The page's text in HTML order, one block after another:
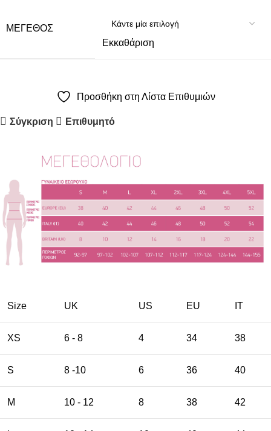
ΜΈΓΕΘΟΣ
Εκκαθάριση
Προσθήκη στη Λίστα Επιθυμιών
Σύγκριση Επιθυμητό
Size UK US EU ΙΤ
XS 6 - 8 4 34 38
S 8 -10 6 36 40
M 10 - 12 8 38 42